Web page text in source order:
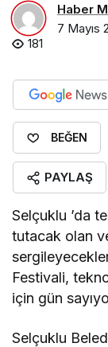
Haber
7 Mayıs
181
BEĞEN
PAYLAŞ
Selçuklu ’da
tutacak olan
Festivali,
için gün
Selçuklu